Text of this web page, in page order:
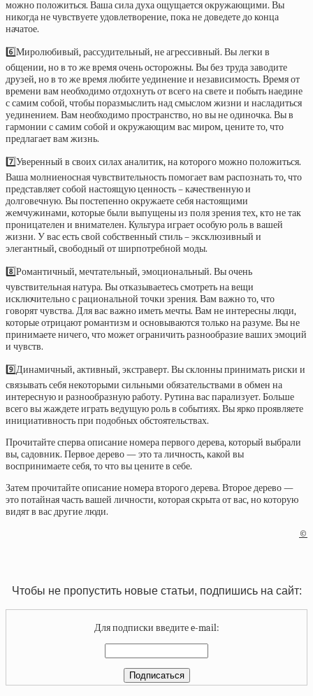
можно положиться. Ваша сила духа ощущается окружающими. Вы
никогда не чувствуете удовлетворение, пока не доведете до конца
начатое.
6️⃣Миролюбивый, рассудительный, не агрессивный. Вы легки в
общении, но в то же время очень осторожны. Вы без труда заводите
друзей, но в то же время любите уединение и независимость. Время от
времени вам необходимо отдохнуть от всего на свете и побыть наедине
с самим собой, чтобы поразмыслить над смыслом жизни и насладиться
уединением. Вам необходимо пространство, но вы не одиночка. Вы в
гармонии с самим собой и окружающим вас миром, цените то, что
предлагает вам жизнь.
7️⃣Уверенный в своих силах аналитик, на которого можно положиться.
Ваша молниеносная чувствительность помогает вам распознать то, что
представляет собой настоящую ценность – качественную и
долговечную. Вы постепенно окружаете себя настоящими
жемчужинами, которые были выпущены из поля зрения тех, кто не так
проницателен и внимателен. Культура играет особую роль в вашей
жизни. У вас есть свой собственный стиль – эксклюзивный и
элегантный, свободный от ширпотребной моды.
8️⃣Романтичный, мечтательный, эмоциональный. Вы очень
чувствительная натура. Вы отказываетесь смотреть на вещи
исключительно с рациональной точки зрения. Вам важно то, что
говорят чувства. Для вас важно иметь мечты. Вам не интересны люди,
которые отрицают романтизм и основываются только на разуме. Вы не
принимаете ничего, что может ограничить разнообразие ваших эмоций
и чувств.
9️⃣Динамичный, активный, экстраверт. Вы склонны принимать риски и
связывать себя некоторыми сильными обязательствами в обмен на
интересную и разнообразную работу. Рутина вас парализует. Больше
всего вы жаждете играть ведущую роль в событиях. Вы ярко проявляете
инициативность при подобных обстоятельствах.
Прочитайте сперва описание номера первого дерева, который выбрали
вы, садовник. Первое дерево — это та личность, какой вы
воспринимаете себя, то что вы цените в себе.
Затем прочитайте описание номера второго дерева. Второе дерево —
это потайная часть вашей личности, которая скрыта от вас, но которую
видят в вас другие люди.
©
Чтобы не пропустить новые статьи, подпишись на сайт:
Для подписки введите e-mail: